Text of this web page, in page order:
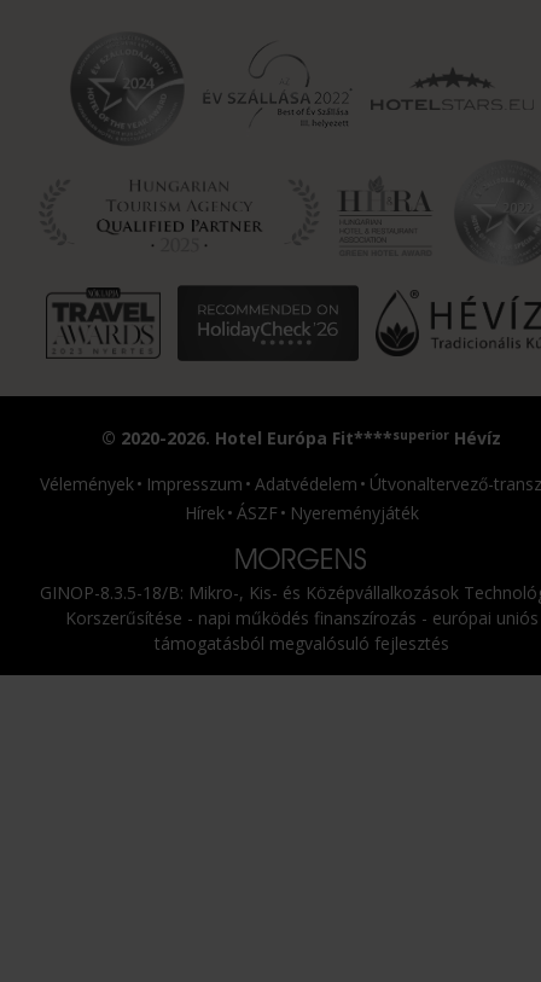
© 2020-2026. Hotel Európa Fit****superior Hévíz
Vélemények
Impresszum Adatvédelem
Útvonaltervező-
Hírek ÁSZF Nyereményjáték
GINOP-8.3.5-18/B: Mikro-, Kis- és Középvállalkozások
Korszerűsítése - napi működés finanszírozás - európai uniós
támogatásból megvalósuló fejlesztés